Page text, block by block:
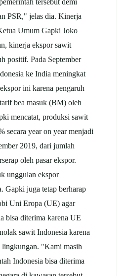
PSR," jelas dia. Kinerja
Umum Gapki Joko
kinerja eksporsawit
positif. Pada September
ke India meningkat
ini karena pengaruh
bea masuk (BM) oleh
mencatat, produksi sawit
secara year on year menjadi
2019, dari jumlah
oleh pasar ekspor.
unggulan ekspor
Gapki juga tetap berharap
Uni Eropa (UE) agar
bisa diterima karena UE
sawit Indonesia karena
lingkungan. "Kami masih
Indonesia bisa diterima